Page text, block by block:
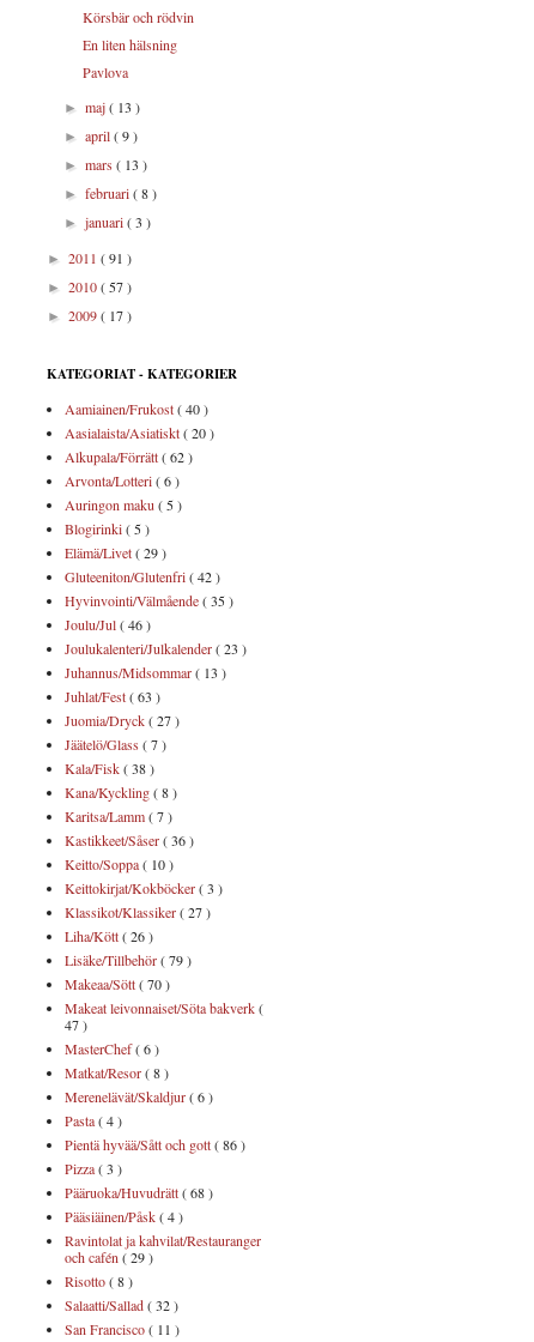
Körsbär och rödvin
En liten hälsning
Pavlova
►maj( 13 )
►april( 9 )
►mars( 13 )
►februari( 8 )
►januari( 3 )
► 2011 ( 91 )
► 2010( 57 )
► 2009( 17 )
KATEGORIAT - KATEGORIER
Aamiainen/Frukost( 40 )
Aasialaista/Asiatiskt( 20 )
Alkupala/Förrätt( 62 )
Arvonta/Lotteri( 6 )
Auringon maku ( 5 )
Blogirinki( 5 )
Elämä/Livet( 29 )
Gluteeniton/Glutenfri( 42 )
Hyvinvointi/Välmående( 35 )
Joulu/Jul( 46 )
Joulukalenteri/Julkalender( 23 )
Juhannus/Midsommar( 13 )
Juhlat/Fest( 63 )
Juomia/Dryck( 27 )
Jäätelö/Glass ( 7 )
Kala/Fisk( 38 )
Kana/Kyckling( 8 )
Karitsa/Lamm( 7 )
Kastikkeet/Såser( 36 )
Keitto/Soppa( 10 )
Keittokirjat/Kokböcker( 3 )
Klassikot/Klassiker( 27 )
Liha/Kött( 26 )
Lisäke/Tillbehör( 79 )
Makeaa/Sött( 70 )
Makeat leivonnaiset/Söta bakverk(
47 )
MasterChef( 6 )
Matkat/Resor( 8 )
Merenelävät/Skaldjur( 6 )
Pasta( 4 )
Pientä hyvää/Sått och gott( 86 )
Pizza( 3 )
Pääruoka/Huvudrätt( 68 )
Pääsiäinen/Påsk( 4 )
Ravintolat ja kahvilat/Restauranger
och cafén ( 29 )
Risotto( 8 )
Salaatti/Sallad( 32 )
San Francisco( 11 )